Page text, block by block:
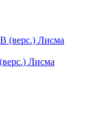
Лисма